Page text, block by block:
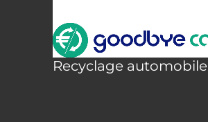
Recyclage automobile